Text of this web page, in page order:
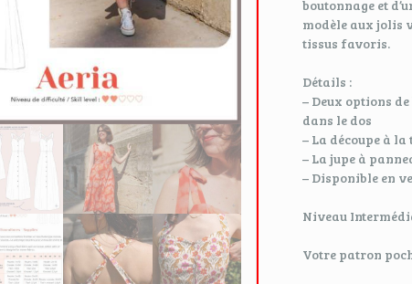
boutonnage et
modèle aux jolis
tissus favoris.
Détails :
– Deux options
dans le dos
– La découpe à
– La jupe à
– Disponible en
Niveau
Votre patron